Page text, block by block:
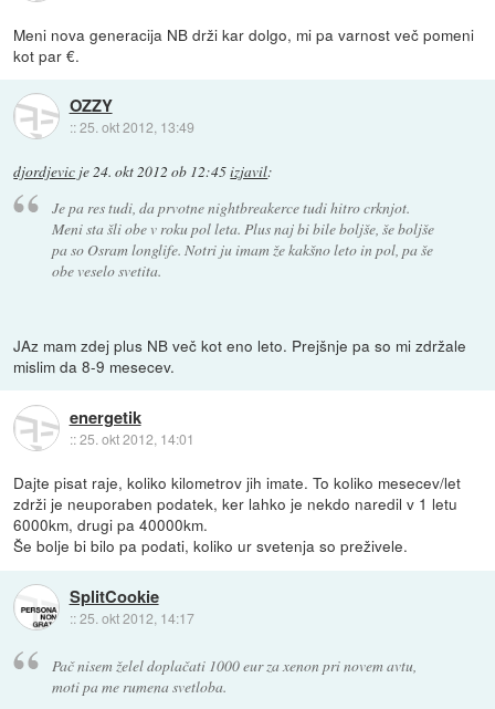
Meni nova generacija NB drži kar dolgo, mi pa varnost več pomeni
kot par €.
OZZY
::25. okt 2012, 13:49
djordjevic je24. okt 2012 ob 12:45izjavil:
Je pa res tudi, da prvotne nightbreakerce tudi hitro crknjot.
Meni sta šli obe v roku pol leta. Plus naj bi bile boljše, še boljše
pa so Osram longlife. Notri ju imam že kakšno leto in pol, pa še
obe veselo svetita.
JAz mam zdej plus NB več kot eno leto. Prejšnje pa so mi zdržale
mislim da 8-9 mesecev.
energetik
::25. okt 2012, 14:01
Dajte pisat raje, koliko kilometrov jih imate. To koliko mesecev/let
zdrži je neuporaben podatek, ker lahko je nekdo naredil v 1 letu
6000km, drugi pa 40000km.
Še bolje bi bilo pa podati, koliko ur svetenja so preživele.
SplitCookie
::25. okt 2012, 14:17
Pač nisem želel doplačati 1000 eur za xenon pri novem avtu,
moti pa me rumena svetloba.